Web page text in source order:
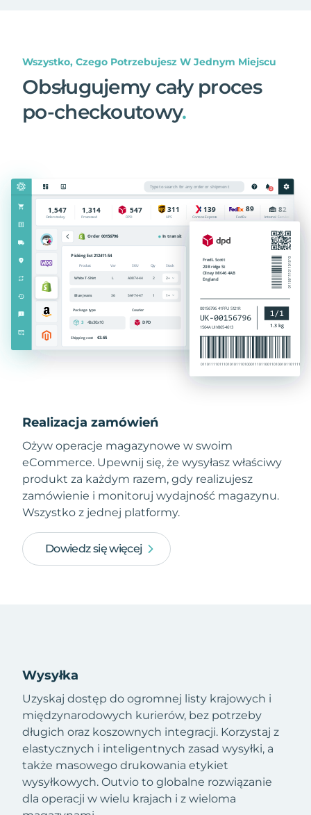
Wszystko, Czego Potrzebujesz W Jednym Miejscu
Obsługujemy cały proces
po-checkoutowy.
Realizacja zamówień
Ożyw operacje magazynowe w swoim
eCommerce. Upewnij się, że wysyłasz właściwy
produkt za każdym razem, gdy realizujesz
zamówienie i monitoruj wydajność magazynu.
Wszystko z jednej platformy.
Dowiedz się więcej
Wysyłka
Uzyskaj dostęp do ogromnej listy krajowych i
międzynarodowych kurierów, bez potrzeby
długich oraz koszownych integracji. Korzystaj z
elastycznych i inteligentnych zasad wysyłki, a
także masowego drukowania etykiet
wysyłkowych. Outvio to globalne rozwiązanie
dla operacji w wielu krajach i z wieloma